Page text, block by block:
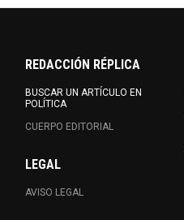
REDACCIÓN RÉPLICA
BUSCAR UN ARTÍCULO EN
POLÍTICA
CUERPO EDITORIAL
LEGAL
AVISO LEGAL